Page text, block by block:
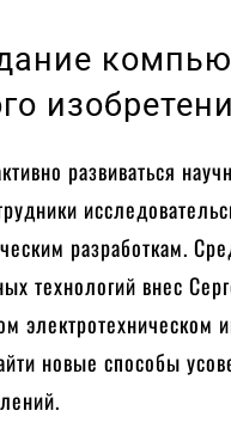
развиваться
разработкам.
технологий внес
электротехническом
новые способы